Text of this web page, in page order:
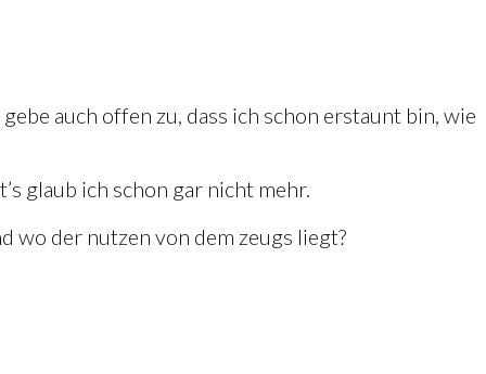
auch offen zu, dass ich schon erstaunt bin, wie
glaub ich schon gar nicht mehr.
wo der nutzen von dem zeugs liegt?